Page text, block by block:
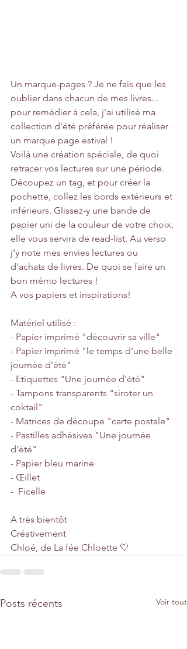
Un marque-pages ? Je ne fais que les
oublier dans chacun de mes livres...
pour remédier à cela, j'ai utilisé ma
collection d'été préférée pour réaliser
un marque page estival !
Voilà une création spéciale, de quoi
retracer vos lectures sur une période.
Découpez un tag, et pour créer la
pochette, collez les bords extérieurs et
inférieurs. Glissez-y une bande de
papier uni de la couleur de votre choix,
elle vous servira de read-list. Au verso
j'y note mes envies lectures ou
d'achats de livres. De quoi se faire un
bon mémo lectures !
A vos papiers et inspirations!
Matériel utilisé :
- Papier imprimé "découvrir sa ville"
- Papier imprimé "le temps d'une belle
journée d'été"
- Etiquettes "Une journée d'été"
- Tampons transparents "siroter un
coktail"
- Matrices de découpe "carte postale"
- Pastilles adhésives "Une journée
d'été"
- Papier bleu marine
- Œillet
-  Ficelle
A très bientôt
Créativement
Chloé, de La fée Chloette 🤍
Posts récents Voir tout